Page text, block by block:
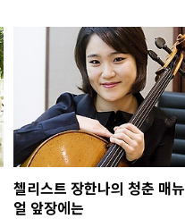
첼리스트 장한나의 청춘 매뉴
얼 앞장에는